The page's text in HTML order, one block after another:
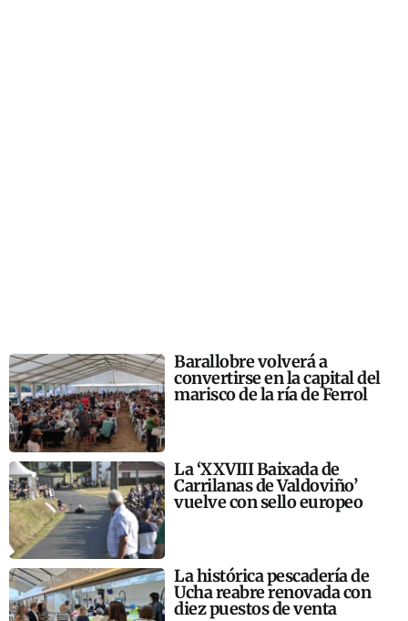
Barallobre volverá a
convertirse en la capital del
marisco de la ría de Ferrol
La ‘XXVIII Baixada de
Carrilanas de Valdoviño’
vuelve con sello europeo
La histórica pescadería de
Ucha reabre renovada con
diez puestos de venta